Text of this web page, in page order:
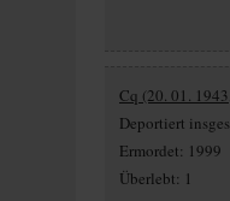
Cq (20. 01.
Deportiert
Ermordet: 1999
Überlebt: 1